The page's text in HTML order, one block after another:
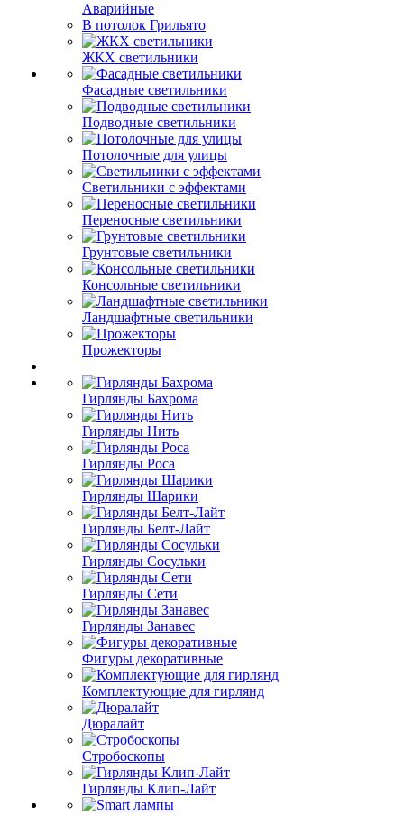
Аварийные
В потолок Грильято
ЖКХ светильники
Фасадные светильники
Подводные светильники
Потолочные для улицы
Светильники с эффектами
Переносные светильники
Грунтовые светильники
Консольные светильники
Ландшафтные светильники
Прожекторы
Гирлянды Бахрома
Гирлянды Нить
Гирлянды Роса
Гирлянды Шарики
Гирлянды Белт-Лайт
Гирлянды Сосульки
Гирлянды Сети
Гирлянды Занавес
Фигуры декоративные
Комплектующие для гирлянд
Дюралайт
Стробоскопы
Гирлянды Клип-Лайт